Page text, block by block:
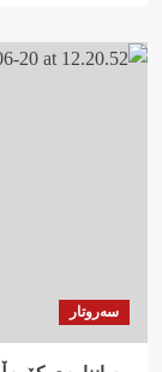
سەروتار